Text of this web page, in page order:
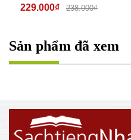
229.000₫ 238.000₫
Sản phẩm đã xem